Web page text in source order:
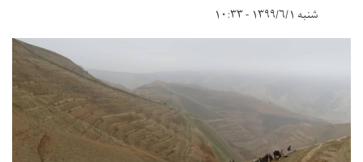
شنبه ۱۳۹۹/۶/۱ - ۱۰:۳۳